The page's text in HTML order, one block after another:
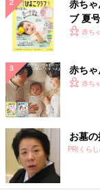
赤ち
ブ 夏
く！赤ち
赤ちゃ
赤ち
お墓
PR(くら